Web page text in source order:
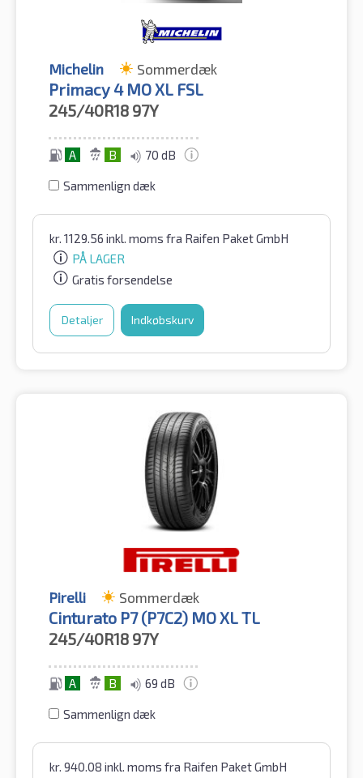
Michelin Sommerdæk
Primacy 4 MO XL FSL
245/40R18 97Y
A B 70 dB
Sammenlign dæk
kr. 1129.56 inkl. moms fra Raifen Paket GmbH
PÅ LAGER
Gratis forsendelse
Detaljer Indkøbskurv
Pirelli Sommerdæk
Cinturato P7 (P7C2) MO XL TL
245/40R18 97Y
A B 69 dB
Sammenlign dæk
kr. 940.08 inkl. moms fra Raifen Paket GmbH